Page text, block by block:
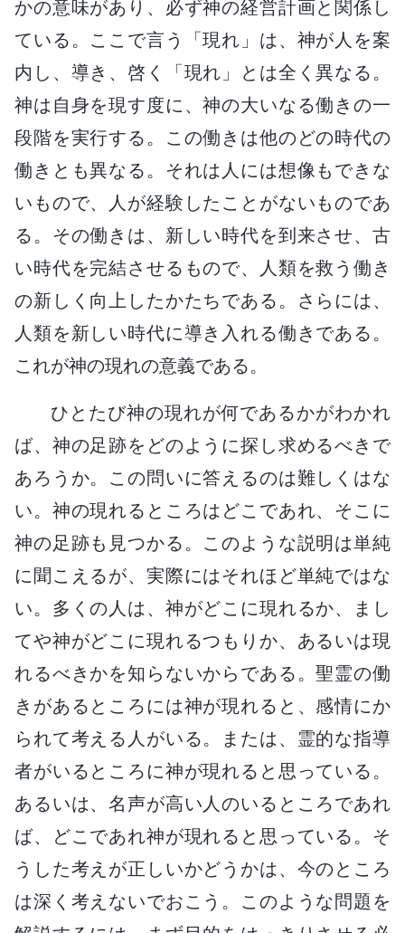
かの意味があり、必ず神の経営計画と関係し
ている。ここで言う「現れ」は、神が人を案
内し、導き、啓く「現れ」とは全く異なる。
神は自身を現す度に、神の大いなる働きの一
段階を実行する。この働きは他のどの時代の
働きとも異なる。それは人には想像もできな
いもので、人が経験したことがないものであ
る。その働きは、新しい時代を到来させ、古
い時代を完結させるもので、人類を救う働き
の新しく向上したかたちである。さらには、
人類を新しい時代に導き入れる働きである。
これが神の現れの意義である。
ひとたび神の現れが何であるかがわかれ
ば、神の足跡をどのように探し求めるべきで
あろうか。この問いに答えるのは難しくはな
い。神の現れるところはどこであれ、そこに
神の足跡も見つかる。このような説明は単純
に聞こえるが、実際にはそれほど単純ではな
い。多くの人は、神がどこに現れるか、まし
てや神がどこに現れるつもりか、あるいは現
れるべきかを知らないからである。聖霊の働
きがあるところには神が現れると、感情にか
られて考える人がいる。または、霊的な指導
者がいるところに神が現れると思っている。
あるいは、名声が高い人のいるところであれ
ば、どこであれ神が現れると思っている。そ
うした考えが正しいかどうかは、今のところ
は深く考えないでおこう。このような問題を